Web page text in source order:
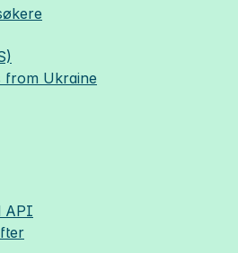
Ukraine
API